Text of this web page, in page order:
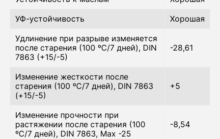
УФ-устойчивость
Хорошая
Удлинение при разрыве изменяется
после старения (100 ºC/7 дней), DIN
7863 (+15/-5)
-28,61
Изменение жесткости после
старения (100 ºC/7 дней), DIN 7863
(+15/-5)
+5
Изменение прочности при
растяжении после старения (100
ºC/7 дней), DIN 7863, Max -25
-8,54